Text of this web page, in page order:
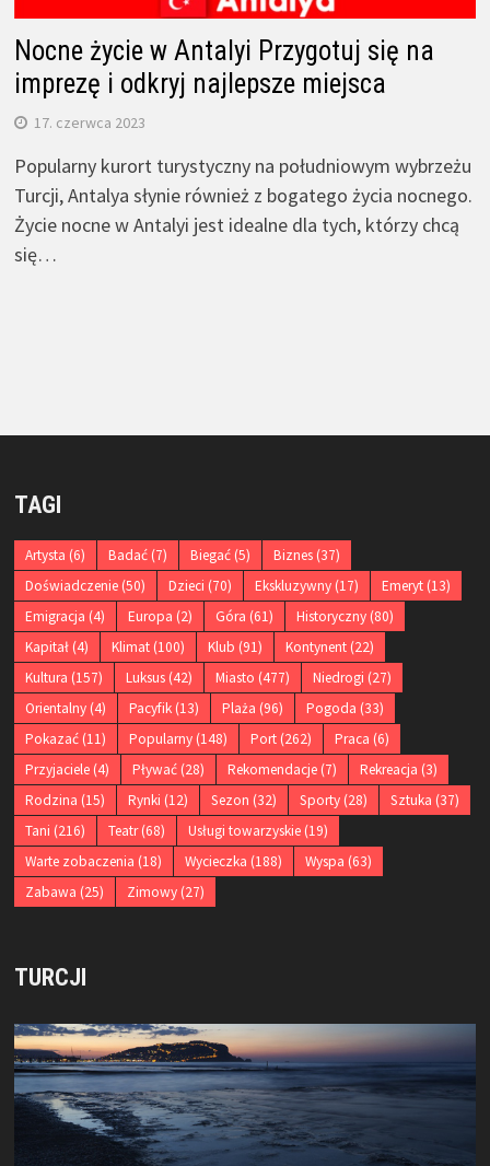
Nocne życie w Antalyi Przygotuj się na
imprezę i odkryj najlepsze miejsca
17. czerwca 2023
Popularny kurort turystyczny na południowym wybrzeżu
Turcji, Antalya słynie również z bogatego życia nocnego.
Życie nocne w Antalyi jest idealne dla tych, którzy chcą
się…
TAGI
Artysta (6) Badać(7) Biegać(5) Biznes(37)
Doświadczenie(50) Dzieci (70) Ekskluzywny(17) Emeryt(13)
Emigracja (4) Europa (2) Góra (61) Historyczny(80)
Kapitał(4) Klimat(100) Klub (91) Kontynent(22)
Kultura (157) Luksus(42) Miasto (477) Niedrogi (27)
Orientalny(4) Pacyfik(13) Plaża (96) Pogoda (33)
Pokazać(11) Popularny(148) Port(262) Praca (6)
Przyjaciele(4) Pływać(28) Rekomendacje(7) Rekreacja (3)
Rodzina (15) Rynki (12) Sezon (32) Sporty(28) Sztuka (37)
Tani (216) Teatr(68) Usługi towarzyskie(19)
Warte zobaczenia (18) Wycieczka (188) Wyspa (63)
Zabawa (25) Zimowy(27)
TURCJI